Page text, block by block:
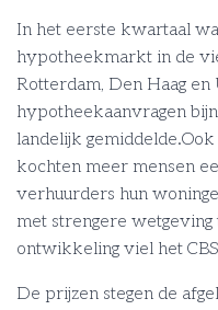
In het eerste kwartaal
hypotheekmarkt in de
Rotterdam, Den Haag
hypotheekaanvragen
landelijk
kochten meer mensen
verhuurders hun
met strengere
ontwikkeling viel het
De prijzen stegen de